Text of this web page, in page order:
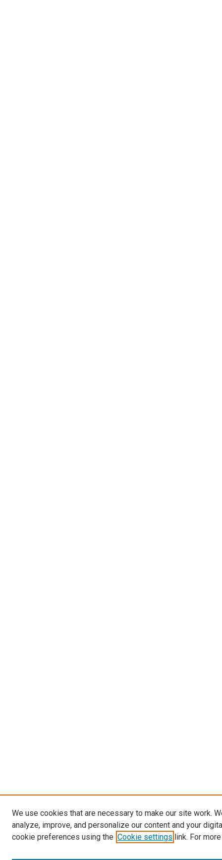
We use cookies that are necessary to make our site work.
analyze, improve, and personalize our content and your
cookie preferences using the Cookie settings link. For